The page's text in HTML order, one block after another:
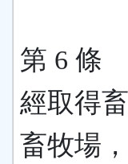
第 6 條
經取得
畜牧場